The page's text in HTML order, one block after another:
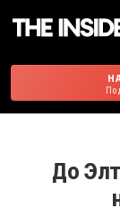
До